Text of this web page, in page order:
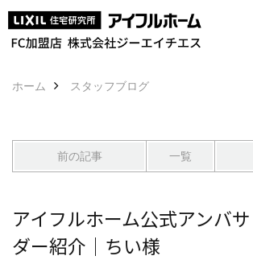
ホーム スタッフブログ
前の記事 一覧
アイフルホーム公式アンバサ
ダー紹介｜ちい様